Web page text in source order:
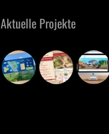
Aktuelle Projekte